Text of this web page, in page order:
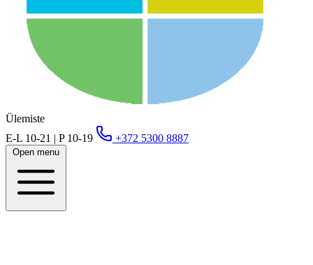
Ülemiste
E-L 10-21 | P 10-19
+372 5300 8887
Open menu